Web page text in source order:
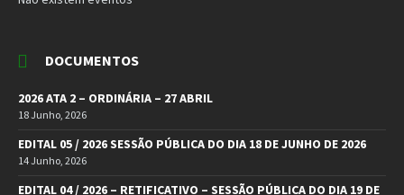
DOCUMENTOS
2026 ATA 2 – ORDINÁRIA – 27 ABRIL
18 Junho, 2026
EDITAL 05 / 2026 SESSÃO PÚBLICA DO DIA 18 DE JUNHO DE 2026
14 Junho, 2026
EDITAL 04 / 2026 – RETIFICATIVO – SESSÃO PÚBLICA DO DIA 19 DE